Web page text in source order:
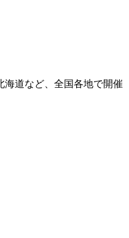
海道など、全国各地で開催